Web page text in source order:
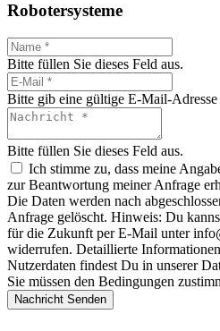
Robotersysteme
Bitte füllen Sie dieses Feld aus.
Bitte gib eine gültige E-Mail-Adresse
Bitte füllen Sie dieses Feld aus.
Ich stimme zu, dass meine
zur Beantwortung meiner Anfrage
Die Daten werden nach
Anfrage gelöscht. Hinweis: Du
für die Zukunft per E-Mail unter
widerrufen. Detaillierte
Nutzerdaten findest Du in unserer
Sie müssen den Bedingungen
Nachricht Senden